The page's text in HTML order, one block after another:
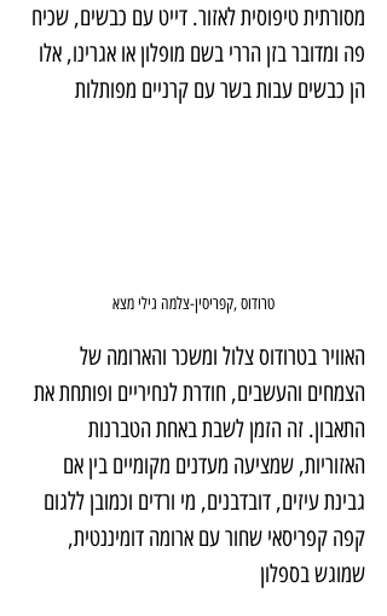
מסורתית טיפוסית לאזור. דייט עם כבשים, שכיח
פה ומדובר בזן הררי בשם מופלון או אגרינו, אלו
הן כבשים עבות בשר עם קרניים מפותלות
טרודוס ,קפריסין-צלמה גילי מצא
האוויר בטרודוס צלול ומשכר והארומה של
הצמחים והעשבים, חודרת לנחיריים ופותחת את
התאבון. זה הזמן לשבת באחת הטברנות
האזוריות, שמציעה מעדנים מקומיים בין אם
גבינת עיזים, דובדבנים, מי ורדים וכמובן ללגום
קפה קפריסאי שחור עם ארומה דומיננטית,
שמוגש בספלון